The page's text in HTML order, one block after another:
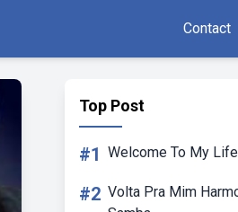
Contact
Top Post
#1 Welcome To My
#2 Volta Pra Mim